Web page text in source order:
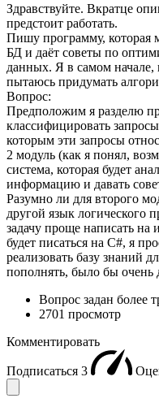
Здравствуйте. Вкратце
предстоит работать.
Пишу программу, которая
БД и даёт советы по
данных. Я в самом
пытаюсь придумать
Вопрос:
Предположим я разделю
классифицировать
которым эти запросы
2 модуль (как я понял,
система, которая будет
информацию и давать
Разумно ли для второго
другой язык логического
задачу проще написать на
будет писаться на C#, я
реализовать базу знаний
пополнять, было бы очень
Вопрос задан более
2701 просмотр
Комментировать
Подписаться 3